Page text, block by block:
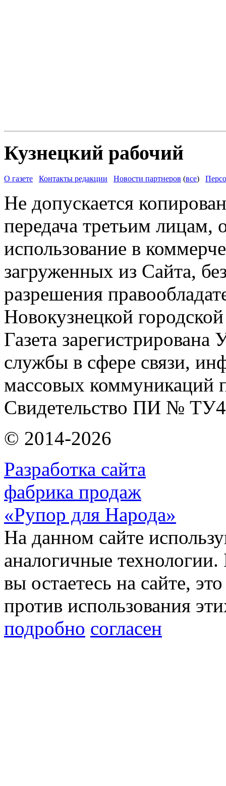
Кузнецкий рабочий
О газете Контакты редакции Новости партнеров (все)
Не допускается
передача третьим лицам,
использование в
загруженных из Сайта,
разрешения
Новокузнецкой
Газета
службы в сфере связи,
массовых коммуникаций
Свидетельство ПИ №
© 2014-2026
Разработка сайта
фабрика продаж
«Рупор для Народа»
На данном сайте
аналогичные
вы остаетесь на сайте,
против использования
подробно согласен